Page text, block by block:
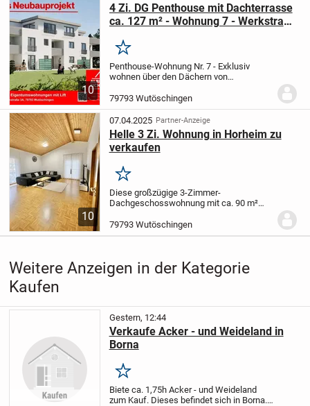
10
4 Zi. DG Penthouse mit Dachterrasse
ca. 127 m² - Wohnung 7 - Werkstraße
Merken
Penthouse-Wohnung Nr. 7 - Exklusiv
wohnen über den Dächern von
besonderem Flair:Die Penthouse-
Wohnung Nr. 7 vereint stilvolle Architektur,
hochwertige Bauqualitä...
79793 Wutöschingen
10
07.04.2025 Partner-Anzeige
Helle 3 Zi. Wohnung in Horheim zu
verkaufen
Merken
Diese großzügige 3-Zimmer-
Dachgeschosswohnung mit ca. 90 m²
gepflegten 6-Familienhaus aus dem
Baujahr 2002 in Horheim und überzeugt
79793 Wutöschingen
Weitere Anzeigen in der Kategorie
Kaufen
Gestern, 12:44
Verkaufe Acker - und Weideland in
Borna
Merken
Biete ca. 1,75h Acker - und Weideland
zum Kauf. Dieses befindet sich in Borna.